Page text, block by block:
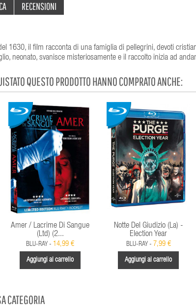
RECENSIONI
1630, il film racconta di una famiglia di pellegrini, devoti
neonato, svanisce misteriosamente e il raccolto inizia ad
QUESTO PRODOTTO HANNO COMPRATO ANCHE:
Amer / Lacrime Di Sangue
(Ltd) (2...
BLU-RAY - 14,99 €
Aggiungi al carrello
Notte Del Giudizio (La) -
Election Year
BLU-RAY - 7,99 €
Aggiungi al carrello
CATEGORIA